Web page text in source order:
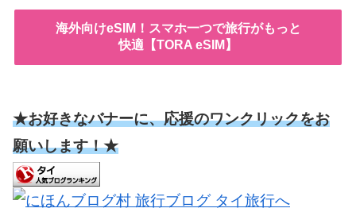
海外向けeSIM！スマホ一つで旅行がもっと
快適【TORA eSIM】
★お好きなバナーに、応援のワンクリックをお
願いします！★